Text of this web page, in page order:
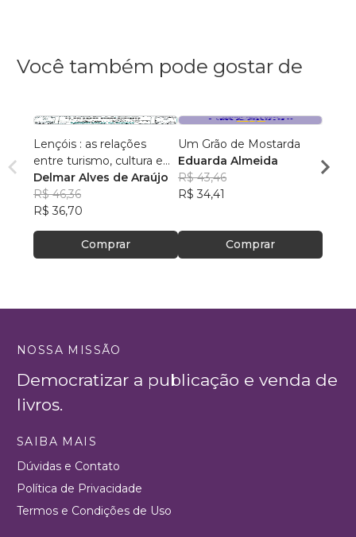
Você também pode gostar de
Lençóis : as relações
entre turismo, cultura e
ambiente
Delmar Alves de Araújo
R$ 46,36
R$ 36,70
Comprar
Um Grão de Mostarda
Eduarda Almeida
R$ 43,46
R$ 34,41
Comprar
Aulas
NOSSA MISSÃO
Democratizar a publicação e venda de
livros.
SAIBA MAIS
Dúvidas e Contato
Política de Privacidade
Termos e Condições de Uso